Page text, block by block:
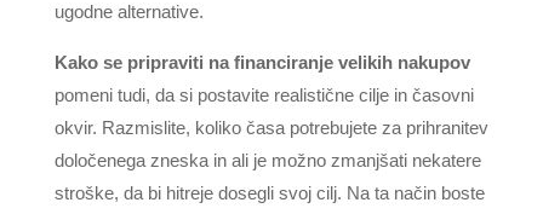
ugodne alternative.
Kako se pripraviti na financiranje velikih nakupov
pomeni tudi, da si postavite realistične cilje in časovni
okvir. Razmislite, koliko časa potrebujete za prihranitev
določenega zneska in ali je možno zmanjšati nekatere
stroške, da bi hitreje dosegli svoj cilj. Na ta način boste